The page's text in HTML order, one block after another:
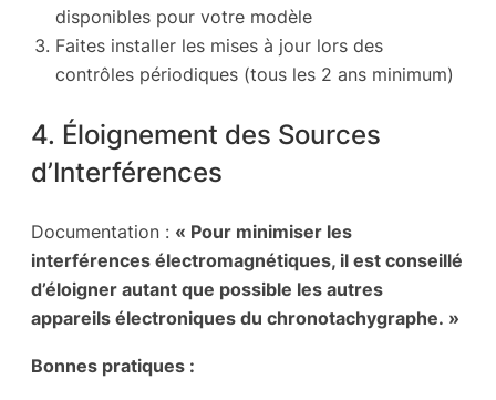
disponibles pour votre modèle
Faites installer les mises à jour lors des
contrôles périodiques (tous les 2 ans minimum)
4. Éloignement des Sources
d’Interférences
Documentation : « Pour minimiser les
interférences électromagnétiques, il est conseillé
d’éloigner autant que possible les autres
appareils électroniques du chronotachygraphe. »
Bonnes pratiques :